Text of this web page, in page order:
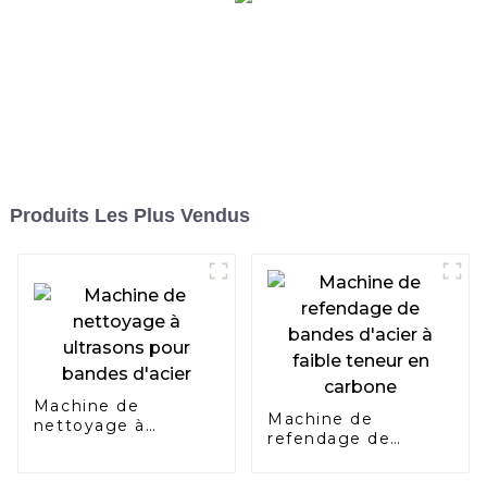
Produits Les Plus Vendus
Machine de
nettoyage à
Machine de
refendage de